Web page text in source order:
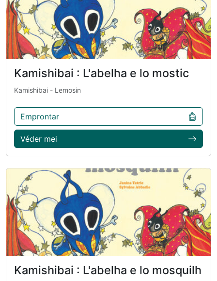
Kamishibai : L'abelha e lo mostic
Kamishibai - Lemosin
Emprontar
Véder mei
Kamishibai : L'abelha e lo mosquilh